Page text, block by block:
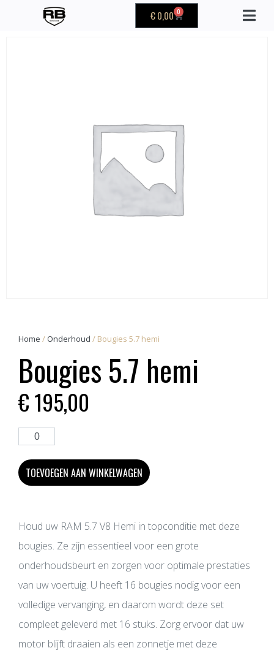
€0,00 0
Home / Onderhoud / Bougies 5.7 hemi
Bougies 5.7 hemi
€195,00
TOEVOEGEN AAN WINKELWAGEN
Houd uw RAM 5.7 V8 Hemi in topconditie met deze
bougies. Ze zijn essentieel voor een grote
onderhoudsbeurt en zorgen voor optimale prestaties
van uw voertuig. U heeft 16 bougies nodig voor een
volledige vervanging, en daarom wordt deze set
compleet geleverd met 16 stuks. Zorg ervoor dat uw
motor blijft draaien als een zonnetje met deze